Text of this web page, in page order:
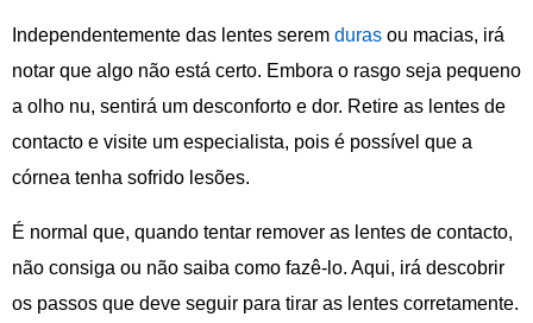
Independentemente das lentes serem duras ou macias, irá
notar que algo não está certo. Embora o rasgo seja pequeno
a olho nu, sentirá um desconforto e dor. Retire as lentes de
contacto e visite um especialista, pois é possível que a
córnea tenha sofrido lesões.
É normal que, quando tentar remover as lentes de contacto,
não consiga ou não saiba como fazê-lo. Aqui, irá descobrir
os passos que deve seguir para tirar as lentes corretamente.